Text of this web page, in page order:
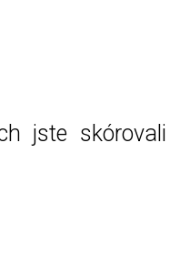
jste skórovali